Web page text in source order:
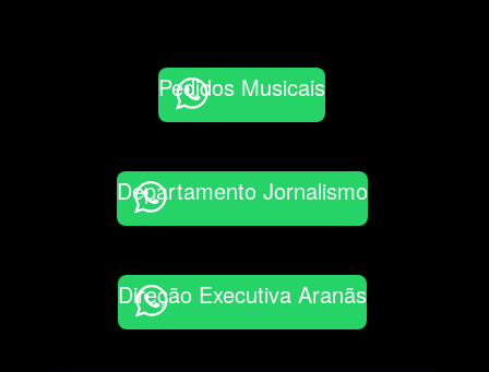
Pedidos Musicais
Departamento Jornalismo
Direção Executiva Aranãs